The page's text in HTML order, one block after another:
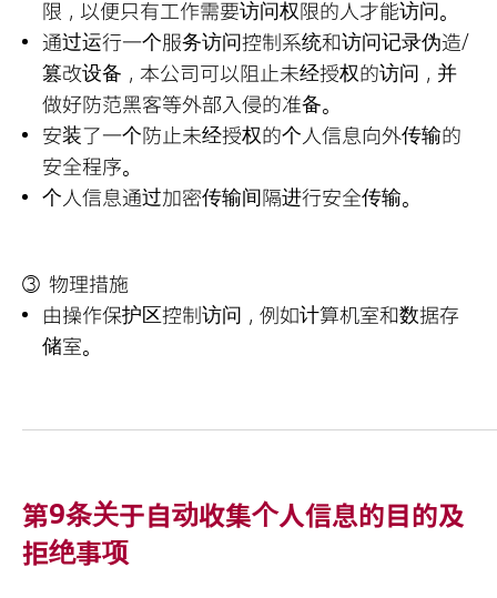
限，以便只有工作需要访问权限的人才能访问。
通过运行一个服务访问控制系统和访问记录伪造/
篡改设备，本公司可以阻止未经授权的访问，并
做好防范黑客等外部入侵的准备。
安装了一个防止未经授权的个人信息向外传输的
安全程序。
个人信息通过加密传输间隔进行安全传输。
物理措施
由操作保护区控制访问，例如计算机室和数据存
储室。
第9条关于自动收集个人信息的目的及
拒绝事项